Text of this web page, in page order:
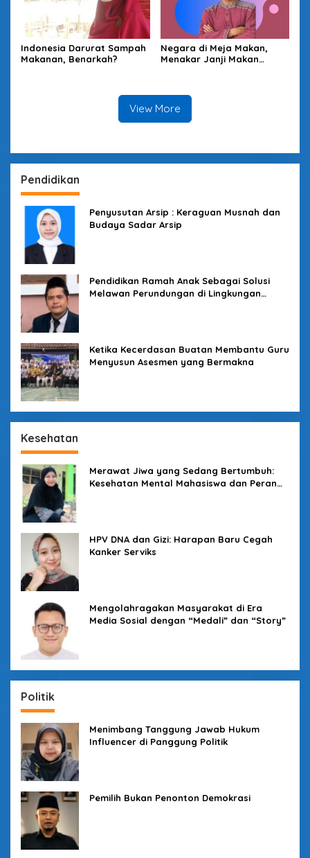
Indonesia Darurat Sampah
Makanan, Benarkah?
Negara di Meja Makan,
Menakar Janji Makan
View More
Pendidikan
Penyusutan Arsip : Keraguan Musnah dan
Budaya Sadar Arsip
Pendidikan Ramah Anak Sebagai Solusi
Melawan Perundungan di Lingkungan
Ketika Kecerdasan Buatan Membantu Guru
Menyusun Asesmen yang Bermakna
Kesehatan
Merawat Jiwa yang Sedang Bertumbuh:
Kesehatan Mental Mahasiswa dan Peran
HPV DNA dan Gizi: Harapan Baru Cegah
Kanker Serviks
Mengolahragakan Masyarakat di Era
Media Sosial dengan “Medali” dan “Story”
Politik
Menimbang Tanggung Jawab Hukum
Influencer di Panggung Politik
Pemilih Bukan Penonton Demokrasi